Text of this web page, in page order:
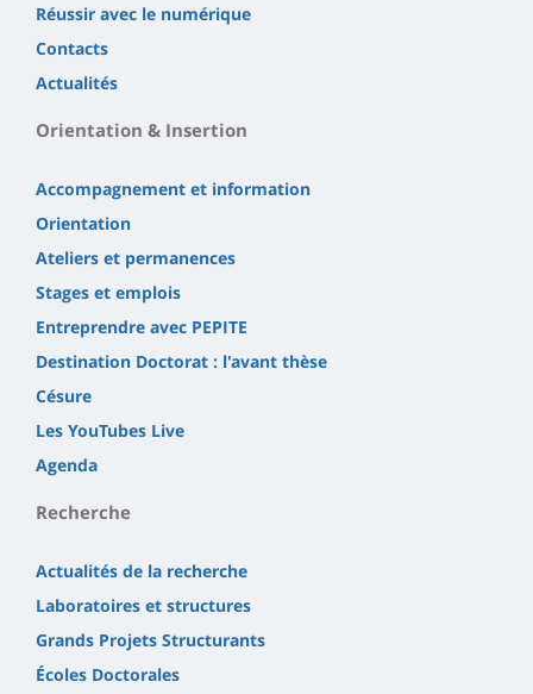
Réussir avec le numérique
Contacts
Actualités
Orientation & Insertion
Accompagnement et information
Orientation
Ateliers et permanences
Stages et emplois
Entreprendre avec PEPITE
Destination Doctorat : l'avant thèse
Césure
Les YouTubes Live
Agenda
Recherche
Actualités de la recherche
Laboratoires et structures
Grands Projets Structurants
Écoles Doctorales